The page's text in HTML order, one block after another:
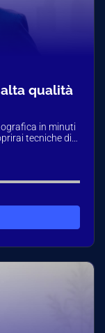
qualità
in minuti
tecniche di